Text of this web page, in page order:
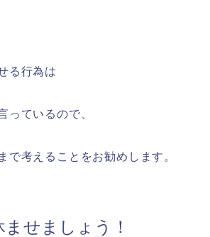
る行為は
っているので、
考えることをお勧めします。
せましょう！